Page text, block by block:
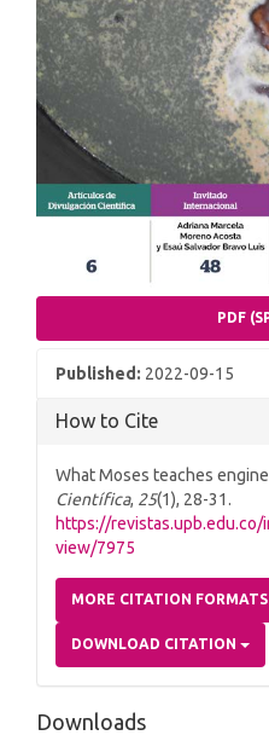
PDF
Published: 2022-09-15
How to Cite
What Moses teaches
Científica, 25(1), 28-31.
https://
view/7975
MORE CITATION FORMATS
DOWNLOAD CITATION
Downloads